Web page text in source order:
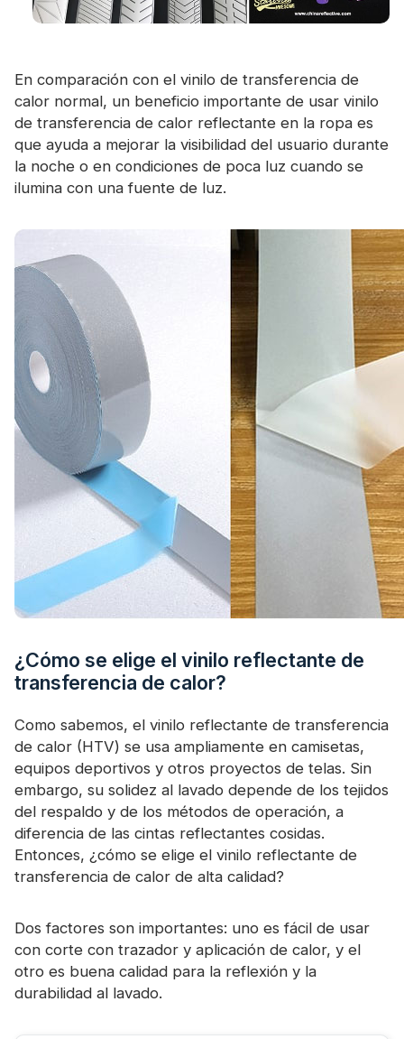
En comparación con el vinilo de transferencia de
calor normal, un beneficio importante de usar vinilo
de transferencia de calor reflectante en la ropa es
que ayuda a mejorar la visibilidad del usuario durante
la noche o en condiciones de poca luz cuando se
ilumina con una fuente de luz.
¿Cómo se elige el vinilo reflectante de
transferencia de calor?
Como sabemos, el vinilo reflectante de transferencia
de calor (HTV) se usa ampliamente en camisetas,
equipos deportivos y otros proyectos de telas. Sin
embargo, su solidez al lavado depende de los tejidos
del respaldo y de los métodos de operación, a
diferencia de las cintas reflectantes cosidas.
Entonces, ¿cómo se elige el vinilo reflectante de
transferencia de calor de alta calidad?
Dos factores son importantes: uno es fácil de usar
con corte con trazador y aplicación de calor, y el
otro es buena calidad para la reflexión y la
durabilidad al lavado.